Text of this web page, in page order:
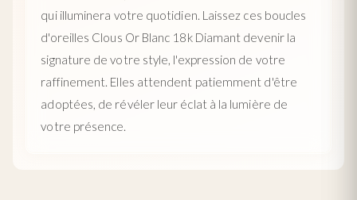
qui illuminera votre quotidien. Laissez ces boucles
d'oreilles Clous Or Blanc 18k Diamant devenir la
signature de votre style, l'expression de votre
raffinement. Elles attendent patiemment d'être
adoptées, de révéler leur éclat à la lumière de
votre présence.